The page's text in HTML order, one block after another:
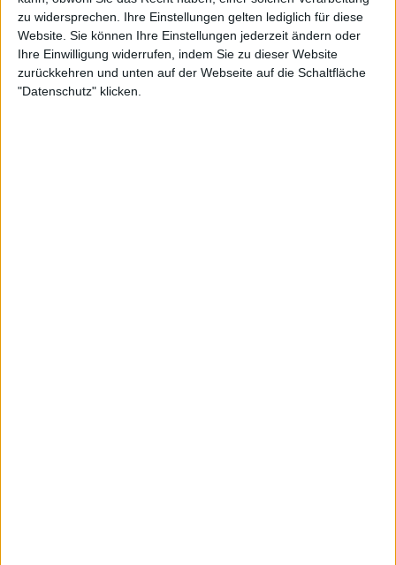
zu widersprechen. Ihre Einstellungen gelten lediglich für diese
Website. Sie können Ihre Einstellungen jederzeit ändern oder
Ihre Einwilligung widerrufen, indem Sie zu dieser Website
zurückkehren und unten auf der Webseite auf die Schaltfläche
"Datenschutz" klicken.